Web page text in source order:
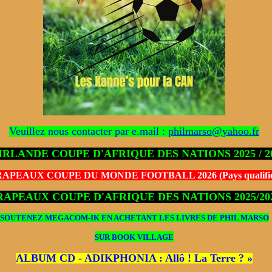
Veuillez nous contacter par e.mail : philmarso@yahoo.fr
COUPE D'AFRIQUE DES NATIONS 2025 /
COUPE DU MONDE FOOTBALL 2026 (Pays
COUPE D'AFRIQUE DES NATIONS 2025/
SOUTENEZ MEGACOM-IK EN ACHETANT LES LIVRES DE PHIL MARSO
SURBOOK VILLAGE
ALBUM CD - ADIKPHONIA : Allô ! La Terre ? »